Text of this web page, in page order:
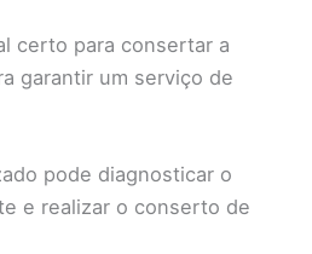
certo para consertar a
garantir um serviço de
pode diagnosticar o
e realizar o conserto de